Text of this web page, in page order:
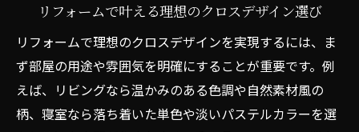
リフォームで叶える理想のクロスデザイン選び
リフォームで理想のクロスデザインを実現するには、ま
ず部屋の用途や雰囲気を明確にすることが重要です。例
えば、リビングなら温かみのある色調や自然素材風の
柄、寝室なら落ち着いた単色や淡いパステルカラーを選